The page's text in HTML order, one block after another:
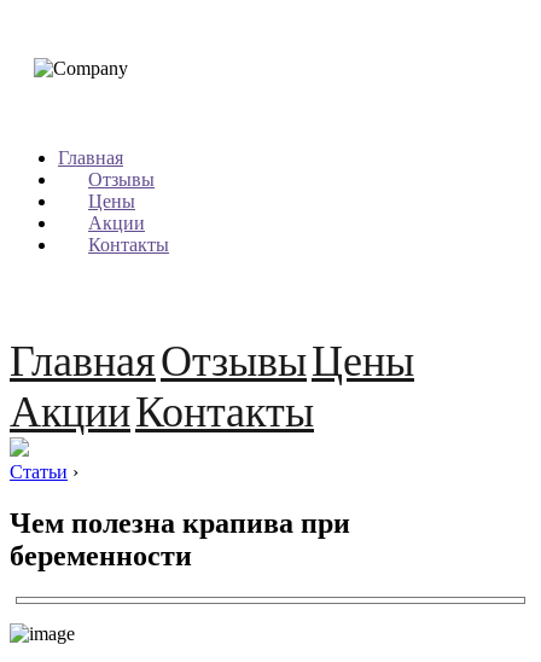
Главная
Отзывы
Цены
Акции
Контакты
ГлавнаяОтзывыЦены
АкцииКонтакты
Статьи ›
Чем полезна крапива при
беременности